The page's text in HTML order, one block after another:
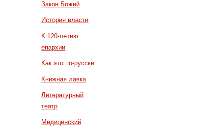
Закон Божий
История власти
К 120-летию
епархии
Как это по-русски
Книжная лавка
Литературный
театр
Медицинский